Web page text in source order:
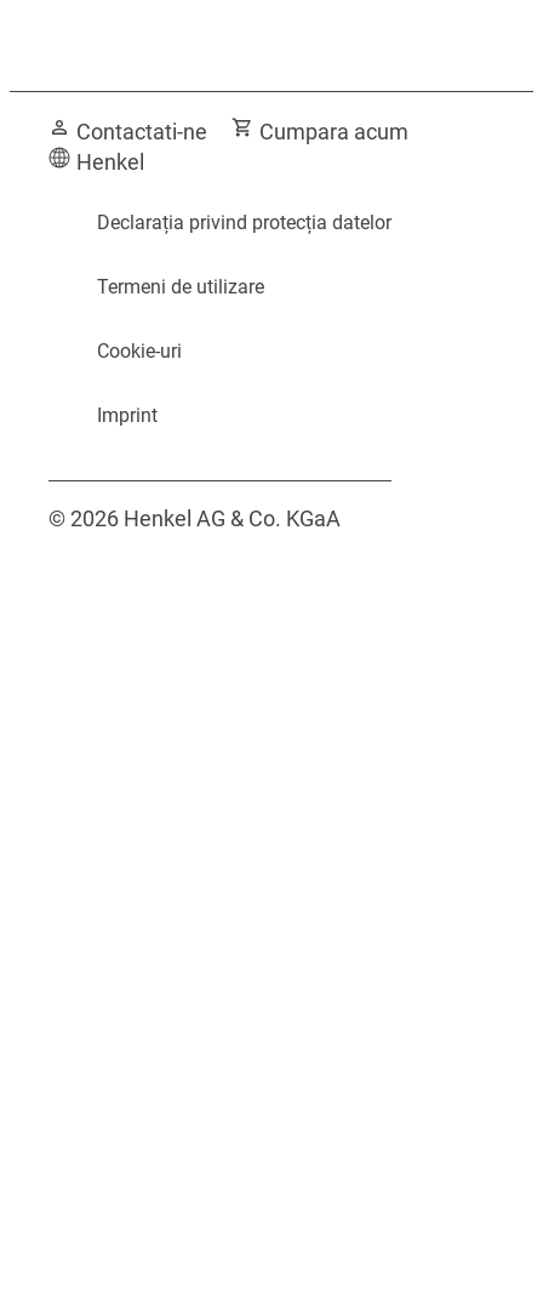
Băi pline de culoare
Obţineţi sugestii de top de la un
angajat al hotelului
Contactati-ne
Cumpara acum
Henkel
Declarația privind protecția datelor
Termeni de utilizare
Cookie-uri
Imprint
© 2026 Henkel AG & Co. KGaA